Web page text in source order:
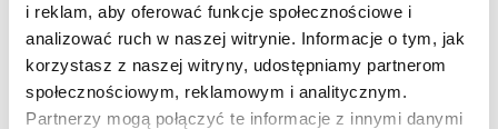
i reklam, aby oferować funkcje społecznościowe i
analizować ruch w naszej witrynie. Informacje o tym, jak
korzystasz z naszej witryny, udostępniamy partnerom
społecznościowym, reklamowym i analitycznym.
Partnerzy mogą połączyć te informacje z innymi danymi